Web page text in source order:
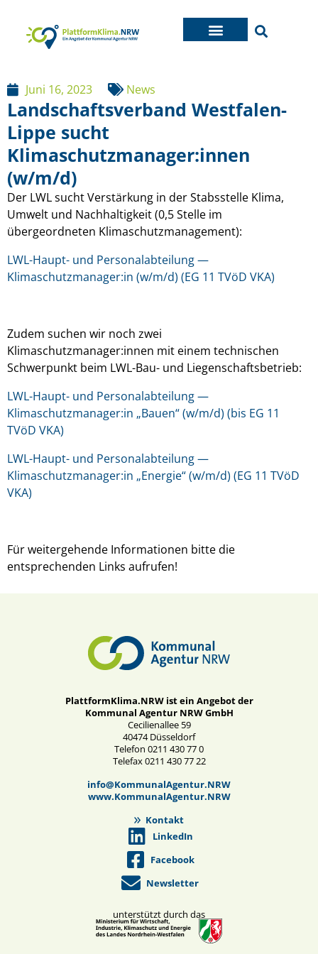
Juni 16, 2023 News
Landschaftsverband Westfalen-
Lippe sucht
Klimaschutzmanager:innen
(w/m/d)
Der LWL sucht Verstärkung in der Stabsstelle Klima,
Umwelt und Nachhaltigkeit (0,5 Stelle im
übergeordneten Klimaschutzmanagement):
LWL-Haupt- und Personalabteilung —
Klimaschutzmanager:in (w/m/d) (EG 11 TVöD VKA)
Zudem suchen wir noch zwei
Klimaschutzmanager:innen mit einem technischen
Schwerpunkt beim LWL-Bau- und Liegenschaftsbetrieb:
LWL-Haupt- und Personalabteilung —
Klimaschutzmanager:in „Bauen“ (w/m/d) (bis EG 11
TVöD VKA)
LWL-Haupt- und Personalabteilung —
Klimaschutzmanager:in „Energie“ (w/m/d) (EG 11 TVöD
VKA)
Für weitergehende Informationen bitte die
entsprechenden Links aufrufen!
PlattformKlima.NRW ist ein Angebot der
Kommunal Agentur NRW GmbH
Cecilienallee 59
40474 Düsseldorf
Telefon 0211 430 77 0
Telefax 0211 430 77 22
info@KommunalAgentur.NRW
www.KommunalAgentur.NRW
Kontakt
LinkedIn
Facebook
Newsletter
unterstützt durch das